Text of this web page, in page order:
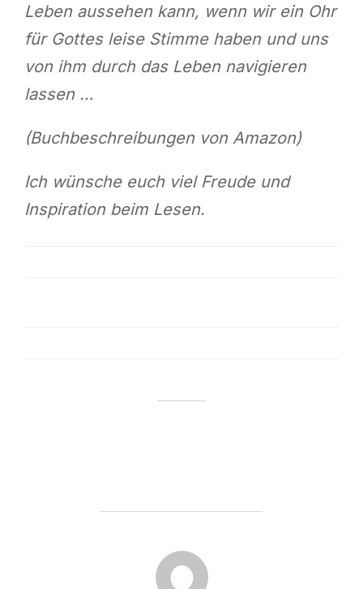
Leben aussehen kann, wenn wir ein Ohr
für Gottes leise Stimme haben und uns
von ihm durch das Leben navigieren
lassen …
(Buchbeschreibungen von Amazon)
Ich wünsche euch viel Freude und
Inspiration beim Lesen.
BEITRAGSAUTOR